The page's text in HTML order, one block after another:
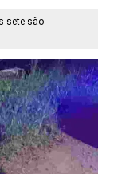
sete são